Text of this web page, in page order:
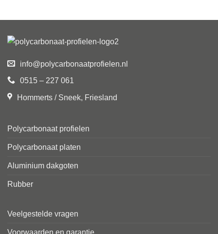
info@polycarbonaatprofielen.nl
0515 – 227 061
Hommerts / Sneek, Friesland
Polycarbonaat profielen
Polycarbonaat platen
Aluminium dakgoten
Rubber
Veelgestelde vragen